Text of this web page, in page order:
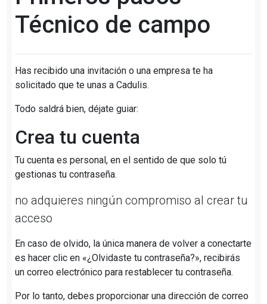
Técnico de campo
Has recibido una invitación o una empresa te ha
solicitado que te unas a Cadulis.
Todo saldrá bien, déjate guiar:
Crea tu cuenta
Tu cuenta es personal, en el sentido de que solo tú
gestionas tu contraseña.
no adquieres ningún compromiso al crear tu
acceso
En caso de olvido, la única manera de volver a conectarte
es hacer clic en «¿Olvidaste tu contraseña?», recibirás
un correo electrónico para restablecer tu contraseña.
Por lo tanto, debes proporcionar una dirección de correo